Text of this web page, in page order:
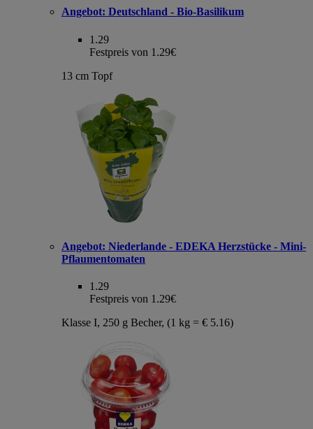
Angebot: Deutschland - Bio-Basilikum
1.29
Festpreis von 1.29€
13 cm Topf
Angebot: Niederlande - EDEKA Herzstücke - Mini-
Pflaumentomaten
1.29
Festpreis von 1.29€
Klasse I, 250 g Becher, (1 kg = € 5.16)